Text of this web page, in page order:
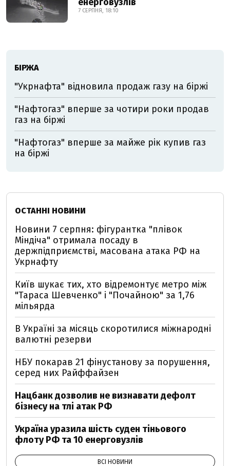
7 СЕРПНЯ, 18:10
БІРЖА
"Укрнафта" відновила продаж газу на біржі
"Нафтогаз" вперше за чотири роки продав
газ на біржі
"Нафтогаз" вперше за майже рік купив газ
на біржі
ОСТАННІ НОВИНИ
Новини 7 серпня: фігурантка "плівок
Міндіча" отримала посаду в
держпідприємстві, масована атака РФ на
Укрнафту
Київ шукає тих, хто відремонтує метро між
"Тараса Шевченко" і "Почайною" за 1,76
мільярда
В Україні за місяць скоротилися міжнародні
валютні резерви
НБУ покарав 21 фінустанову за порушення,
серед них Райффайзен
Нацбанк дозволив не визнавати дефолт
бізнесу на тлі атак РФ
Україна уразила шість суден тіньового
флоту РФ та 10 енерговузлів
ВСІ НОВИНИ